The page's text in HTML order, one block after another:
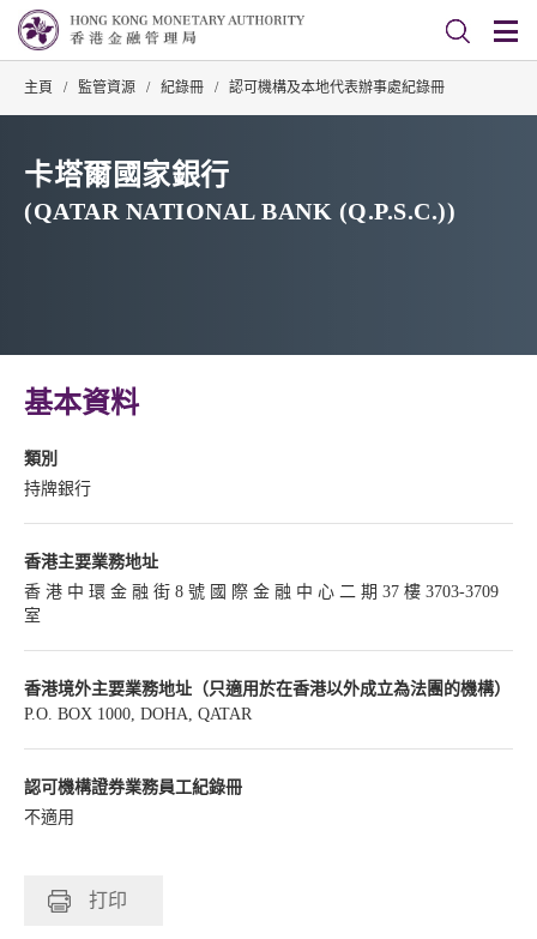
主頁 / 監管資源 / 紀錄冊 / 認可機構及本地代表辦事處紀錄冊
卡塔爾國家銀行
(QATAR NATIONAL BANK (Q.P.S.C.))
基本資料
類別
持牌銀行
香港主要業務地址
香 港 中 環 金 融 街 8 號 國 際 金 融 中 心 二 期 37 樓 3703-3709
室
香港境外主要業務地址（只適用於在香港以外成立為法團的機構）
P.O. BOX 1000, DOHA, QATAR
認可機構證券業務員工紀錄冊
不適用
打印